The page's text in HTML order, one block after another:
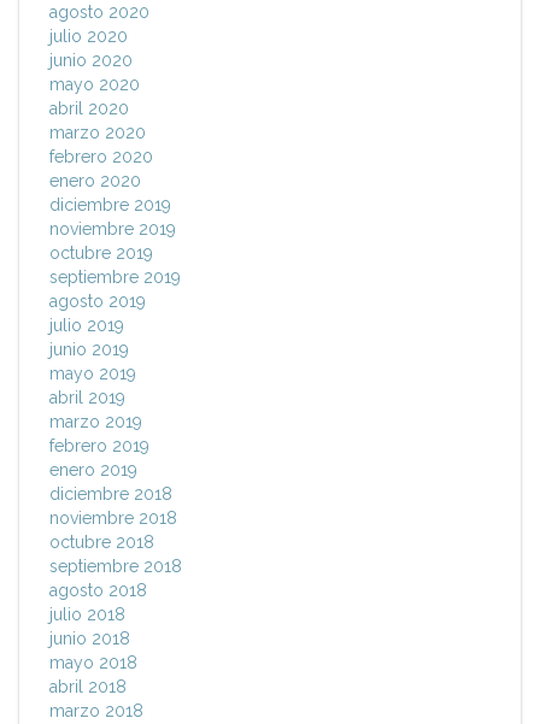
agosto 2020
julio 2020
junio 2020
mayo 2020
abril 2020
marzo 2020
febrero 2020
enero 2020
diciembre 2019
noviembre 2019
octubre 2019
septiembre 2019
agosto 2019
julio 2019
junio 2019
mayo 2019
abril 2019
marzo 2019
febrero 2019
enero 2019
diciembre 2018
noviembre 2018
octubre 2018
septiembre 2018
agosto 2018
julio 2018
junio 2018
mayo 2018
abril 2018
marzo 2018